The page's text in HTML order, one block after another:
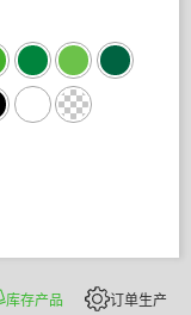
库存产品 订单生产